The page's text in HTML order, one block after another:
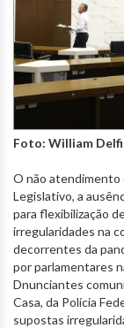
Foto: William
O não atendimento
Legislativo, a
para flexibilização
irregularidades na
decorrentes da
por parlamentares
Dnunciantes
Casa, da Polícia
supostas